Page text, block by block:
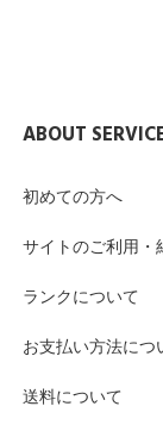
ABOUT
初めての方へ
サイトのご利用・
ランクについて
お支払い方法につ
送料について